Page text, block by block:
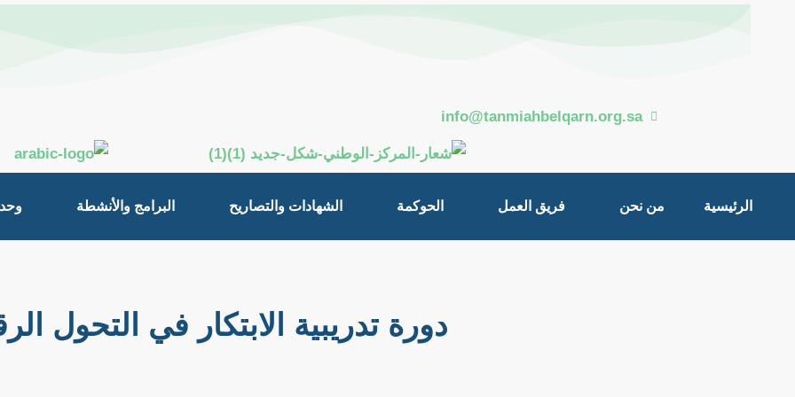
info@tanmiahbelqarn.org.sa
الرئيسية من نحن فريق العمل الحوكمة الشهادات والتصاريح البرامج والأنشطة
دورة تدريبية الابتكار في التحول